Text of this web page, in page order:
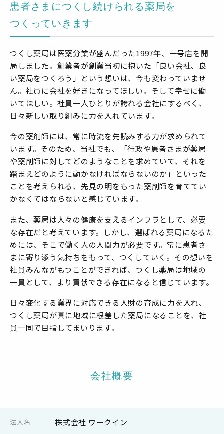
患者さまにつくし続けられる薬局を
つくっていきます
つくし薬局は医薬分業が盛んだった1997年、一号店を開
局しました。創業者が創業当初に抱いた「良い会社、良
い薬局をつくろう」という想いは、今も変わっていませ
ん。社員に会社を好きになってほしい。そして幸せに働
いてほしい。社員一人ひとりが誇れる会社にするべく、
日々新しい取り組みに力を入れています。
今の薬剤師には、常に時流を先読みする力が求められて
います。そのため、当社でも、「行政や患者さまが薬局
や薬剤師に対してどのようなことを求めていて、それを
踏まえどのように動かなければならないのか」といった
ことを考えられる、先見の明をもった薬剤師を育ててい
かなくてはならないと感じています。
また、薬局は人々の健康を支えるインフラとして、必要
な存在だと考えています。しかし、選ばれる薬局になるた
めには、そこで働く人の人間力が必要です。常に患者さ
まに寄り添う気持ちをもって、つくしていく。その想いを
社員みんながもつことができれば、つくし薬局は地域の
一員として、より貢献できる存在になると信じています。
日々変化する業界に対応できる人財の育成に力を入れ、
つくし薬局が真に地域に根差した薬局になることを、社
員一同で目指してまいります。
会社概要
法人名 株式会社 ワークイン